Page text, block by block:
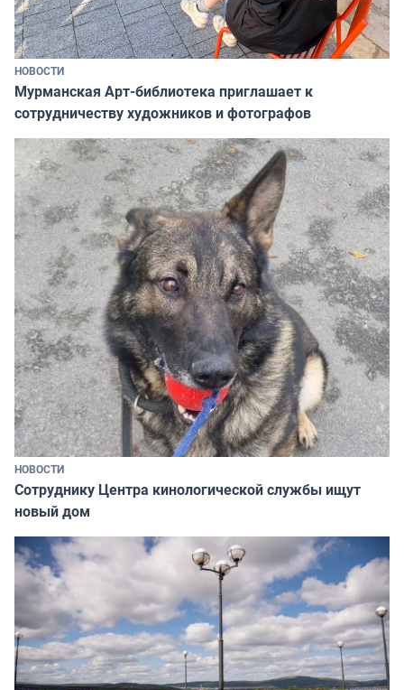
НОВОСТИ
Мурманская Арт-библиотека приглашает к
сотрудничеству художников и фотографов
НОВОСТИ
Сотруднику Центра кинологической службы ищут
новый дом